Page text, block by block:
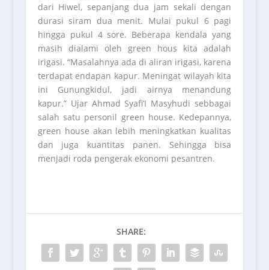
dari Hiwel, sepanjang dua jam sekali dengan
durasi siram dua menit. Mulai pukul 6 pagi
hingga pukul 4 sore. Beberapa kendala yang
masih dialami oleh green hous kita adalah
irigasi. “Masalahnya ada di aliran irigasi, karena
terdapat endapan kapur. Meningat wilayah kita
ini Gunungkidul, jadi airnya menandung
kapur.” Ujar Ahmad Syafi’I Masyhudi sebbagai
salah satu personil green house. Kedepannya,
green house akan lebih meningkatkan kualitas
dan juga kuantitas panen. Sehingga bisa
menjadi roda pengerak ekonomi pesantren.
SHARE: